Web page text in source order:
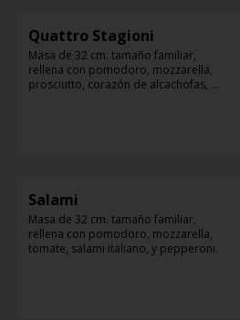
Quattro Stagioni
Masa de 32 cm. tamaño familiar,
rellena con pomodoro, mozzarella,
prosciutto, corazón de alcachofas,
Salami
Masa de 32 cm. tamaño familiar,
rellena con pomodoro, mozzarella,
tomate, salami italiano, y pepperoni.